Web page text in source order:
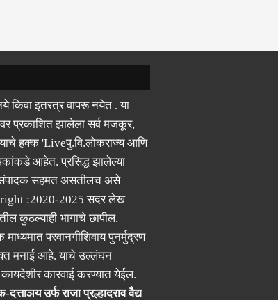
किवा इतरत्र वापरू नयेत . या
प्रकाशित झालेला सर्व मजकूर,
हक्क 'Liveपु.वि.लोकराज्य आणि
आहेत. प्रसिद्ध झालेल्या
सहमत असतीलच असे
:2020-2025 सदर लेख
कुठल्याही भागाचे छापील,
परवानगीशिवाय पुनर्मुद्रण
मनाई आहे. याचे उल्लंघन
कायदेशीर कारवाई करण्यात येईल.
उर्फ राजा प्रल्हादराव वैद्य